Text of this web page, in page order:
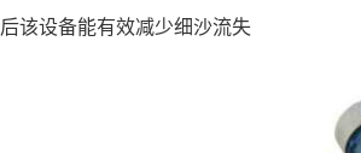
后该设备能有效减少细沙流失